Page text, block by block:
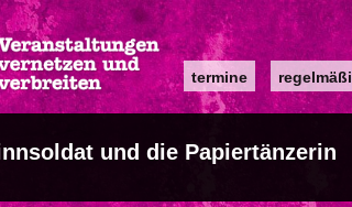
Main
navigation
termine
und die Papiertänzerin